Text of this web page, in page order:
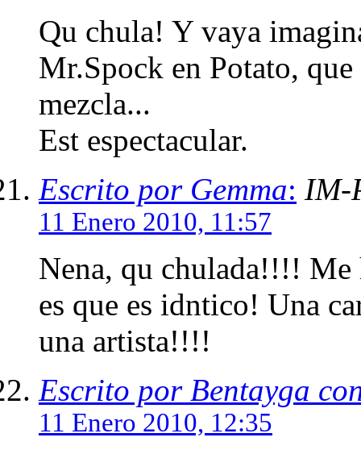
Qu chula! Y vaya
Mr.Spock en Potato,
mezcla...
Est espectacular.
Escrito por Gemma: IM-
11 Enero 2010, 11:57
Nena, qu chulada!!!! Me
es que es idntico! Una
una artista!!!!
Escrito por Bentayga
11 Enero 2010, 12:35